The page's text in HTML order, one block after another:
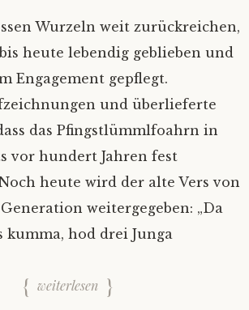
Wurzeln weit zurückreichen,
heute lebendig geblieben und
Engagement gepflegt.
und überlieferte
das Pfingstlümmlfoahrn in
vor hundert Jahren fest
heute wird der alte Vers von
weitergegeben: „Da
kumma, hod drei Junga
weiterlesen